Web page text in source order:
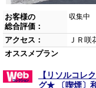
お客様の
総合評価：
収集中
アクセス：
ＪＲ咲
オススメプラン
【リソルコレ
グ★ 〔喫煙〕